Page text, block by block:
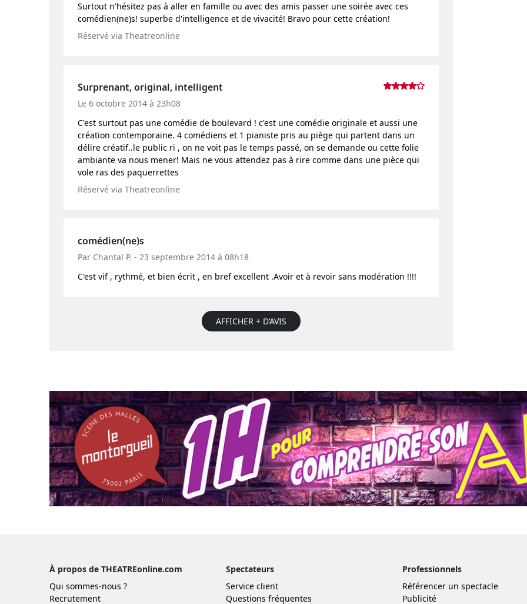
Surtout n'hésitez pas à aller en famille ou avec des amis passer une soirée avec ces
comédien(ne)s! superbe d'intelligence et de vivacité! Bravo pour cette création!
Réservé via Theatreonline
Surprenant, original, intelligent
Le 6 octobre 2014 à 23h08
C'est surtout pas une comédie de boulevard ! c'est une comédie originale et aussi une
création contemporaine. 4 comédiens et 1 pianiste pris au piège qui partent dans un
délire créatif..le public ri , on ne voit pas le temps passé, on se demande ou cette folie
ambiante va nous mener! Mais ne vous attendez pas à rire comme dans une pièce qui
vole ras des paquerrettes
Réservé via Theatreonline
comédien(ne)s
Par Chantal P. - 23 septembre 2014 à 08h18
C'est vif , rythmé, et bien écrit , en bref excellent .Avoir et à revoir sans modération !!!!
AFFICHER + D’AVIS
À propos de THEATREonline.com
Qui sommes-nous ?
Recrutement
Spectateurs
Service client
Questions fréquentes
Professionnels
Référencer un spectacle
Publicité